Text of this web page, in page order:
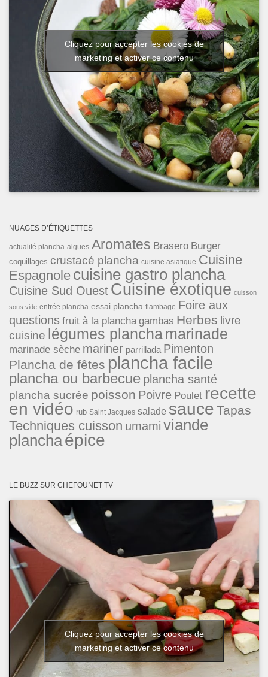
Cliquez pour accepter les cookies de
marketing et activer ce contenu
NUAGES D’ÉTIQUETTES
actualité plancha algues Aromates Brasero Burger
coquillages crustacé plancha cuisine asiatique Cuisine
Espagnole cuisine gastro plancha
Cuisine Sud Ouest Cuisine éxotique cuisson
sous vide entrée plancha essai plancha flambage Foire aux
questions fruit à la plancha gambas Herbes livre
cuisine légumes plancha marinade
marinade sèche mariner parrillada Pimenton
Plancha de fêtes plancha facile
plancha ou barbecue plancha santé
plancha sucrée poisson Poivre Poulet recette
en vidéo rub Saint Jacques salade sauce Tapas
Techniques cuisson umami viande
planchaépice
LE BUZZ SUR CHEFOUNET TV
Cliquez pour accepter les cookies de
marketing et activer ce contenu